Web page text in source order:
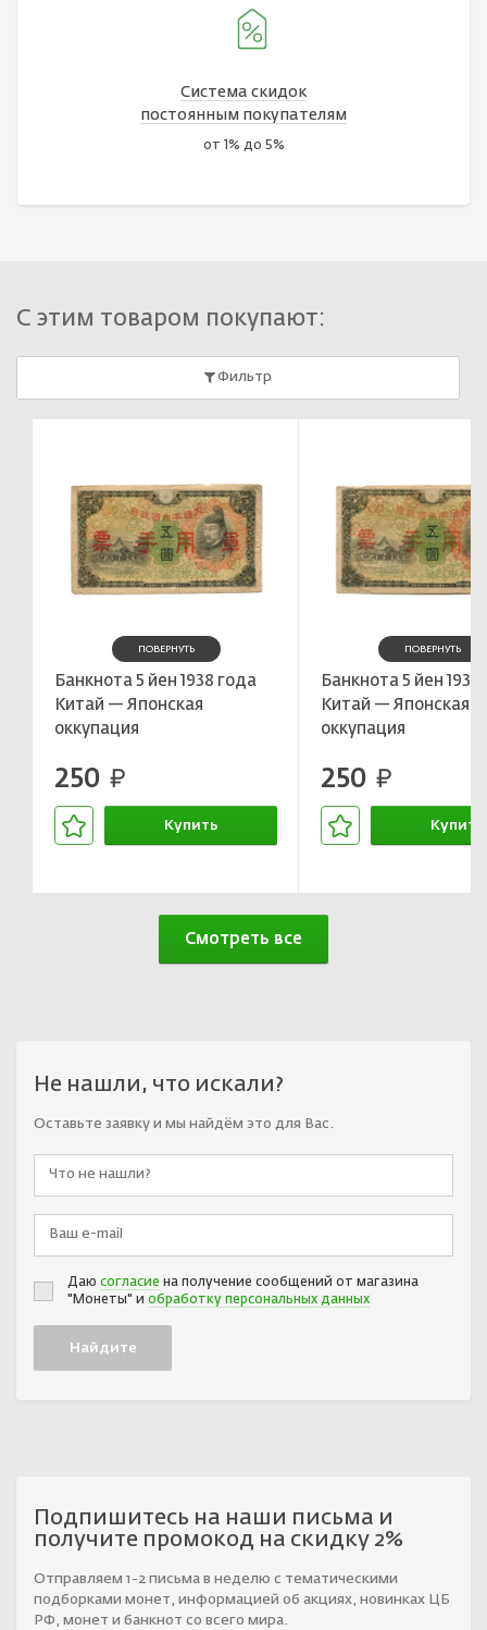
Система скидок
постоянным покупателям
от 1% до 5%
С этим товаром покупают:
Фильтр
ПОВЕРНУТЬ
Банкнота 5 йен 1938 года
Китай — Японская
оккупация
250 руб.
Купить
ПОВЕРНУТЬ
Банкнота 5 йен 1938
Китай — Японская
оккупация
250 руб.
Купить
Смотреть все
Не нашли, что искали?
Оставьте заявку и мы найдём это для Вас.
Даю согласие на получение сообщений от магазина
"Монеты" и обработку персональных данных
Подпишитесь на наши письма и
получите промокод на скидку 2%
Отправляем 1-2 письма в неделю с тематическими
подборками монет, информацией об акциях, новинках ЦБ
РФ, монет и банкнот со всего мира.